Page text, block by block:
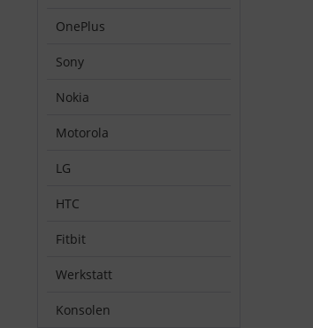
OnePlus
Sony
Nokia
Motorola
LG
HTC
Fitbit
Werkstatt
Konsolen